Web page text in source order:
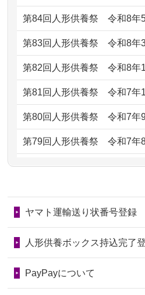
2026/07/069年間自由が丘店
がとう。
2026/07/05 しっかりとお人
ただけると...
2026/06/30長年大事にして
ガラスケースの
るのが助か...
ました。お...
2026/06/28きちんと供養し
ので、お願...
いたことが...
2024/01/13会社のようです
供養が終わった
るのですか？
しょうか？
2024/01/04ガラスケースは
第84回人形供養祭令和8年
第83回人形供養祭令和8年
第82回人形供養祭令和8年
第81回人形供養祭令和7年
第80回人形供養祭令和7年
第79回人形供養祭令和7年
第78回人形供養祭令和7年
第76回人形供養祭令和7年
第75回人形供養祭令和7年
第73回人形供養祭令和6年
ヤマト運輸送り状番号登録
人形供養ボックス持込完了
PayPayについて